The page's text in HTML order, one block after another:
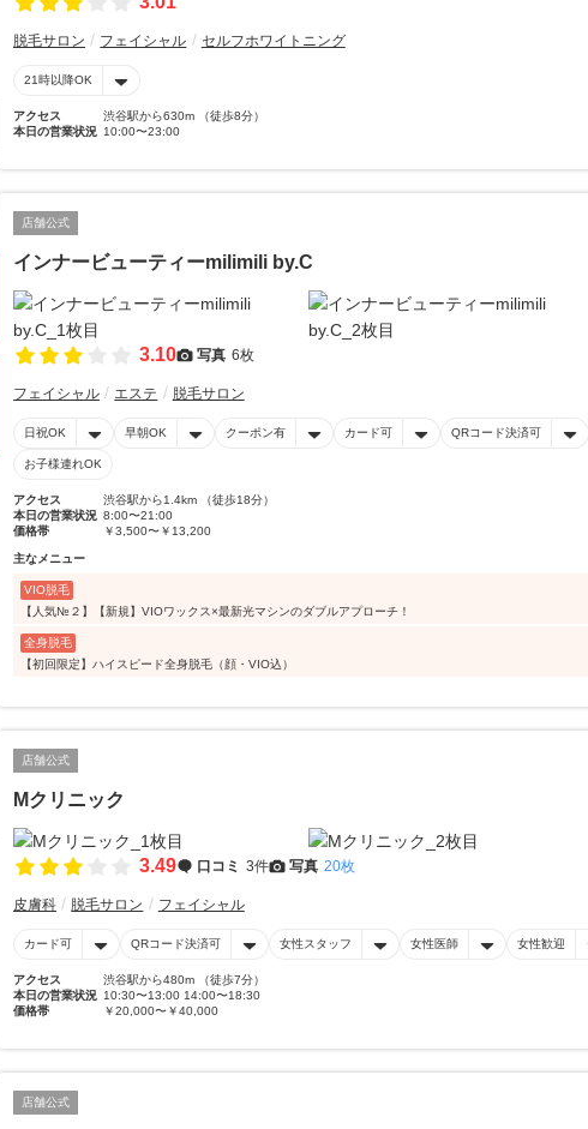
脱毛サロン フェイシャル セルフホワイトニング
21時以降OK
アクセス
渋谷駅から630m （徒歩8分）
本日の営業状況 10:00〜23:00
店舗公式
インナービューティーmilimili by.C
3.10 写真 6枚
フェイシャル エステ 脱毛サロン
日祝OK 早朝OK クーポン有 カード可 QRコード決済可
お子様連れOK
アクセス
渋谷駅から1.4km （徒歩18分）
本日の営業状況 8:00〜21:00
価格帯
￥3,500〜￥13,200
主なメニュー
VIO脱毛
【人気№２】【新規】VIOワックス×最新光マシンのダブルアプローチ！
全身脱毛
【初回限定】ハイスピード全身脱毛（顔・VIO込）
店舗公式
Mクリニック
3.49 口コミ 3件 写真 20枚
皮膚科 脱毛サロン フェイシャル
カード可 QRコード決済可 女性スタッフ 女性医師 女性歓迎
アクセス
渋谷駅から480m （徒歩7分）
本日の営業状況 10:30〜13:00 14:00〜18:30
価格帯
￥20,000〜￥40,000
店舗公式